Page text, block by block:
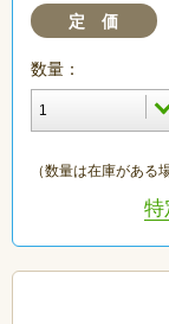
定 価
数量：
（数量は在庫がある
特